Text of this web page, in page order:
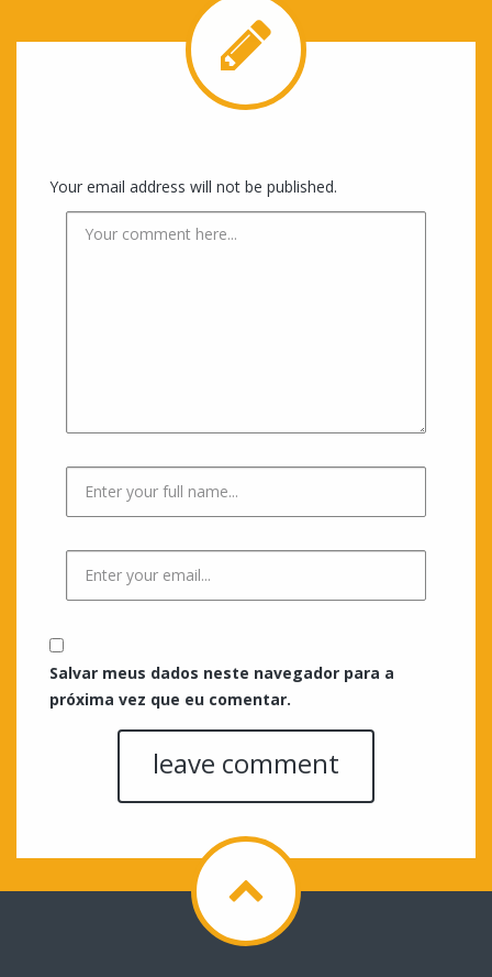
Your email address will not be published.
Salvar meus dados neste navegador para a
próxima vez que eu comentar.